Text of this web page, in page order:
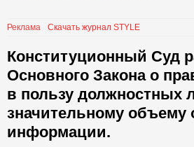
Реклама Скачать журнал STYLE
Конституционный Суд
Основного Закона о
в пользу должностных
значительному
информации.